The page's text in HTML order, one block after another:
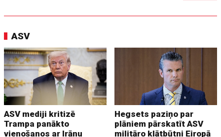
ASV
ASV mediji kritizē
Trampa panākto
vienošanos ar Irānu
Hegsets paziņo par
plāniem pārskatīt ASV
militāro klātbūtni Eiropā